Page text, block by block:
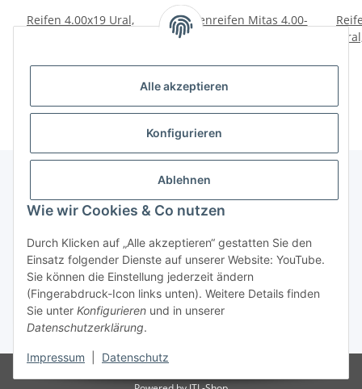
Alle akzeptieren
Konfigurieren
Ablehnen
Wie wir Cookies & Co nutzen
Durch Klicken auf „Alle akzeptieren“ gestatten Sie den
Einsatz folgender Dienste auf unserer Website: YouTube.
Sie können die Einstellung jederzeit ändern
(Fingerabdruck-Icon links unten). Weitere Details finden
Sie unter Konfigurieren und in unserer
Datenschutzerklärung.
Impressum Datenschutz
Reifen 4.00x19 Ural,
Stollenreifen Mitas 4.00-
19 E05 Ural, Dnepr,
Informationen
Gesetzliche Informationen
Widerrufsbutton
* Alle Preise inkl. gesetzlicher USt., zzgl.